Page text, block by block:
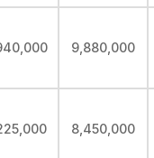
9,880,000
8,450,000